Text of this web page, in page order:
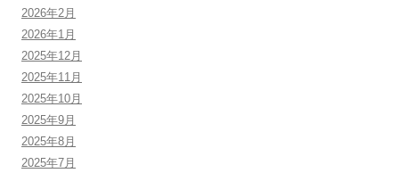
2026年2月
2026年1月
2025年12月
2025年11月
2025年10月
2025年9月
2025年8月
2025年7月